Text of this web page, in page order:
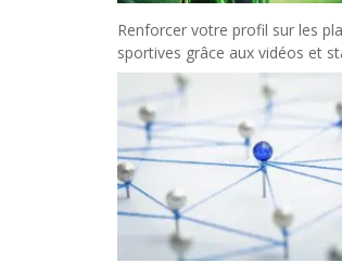
Renforcer votre profil sur les
sportives grâce aux vidéos et